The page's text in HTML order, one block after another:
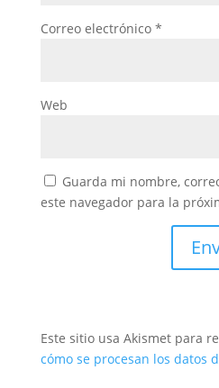
Correo electrónico *
Web
Guarda mi nombre,
este navegador para la
Este sitio usa Akismet para
cómo se procesan los datos